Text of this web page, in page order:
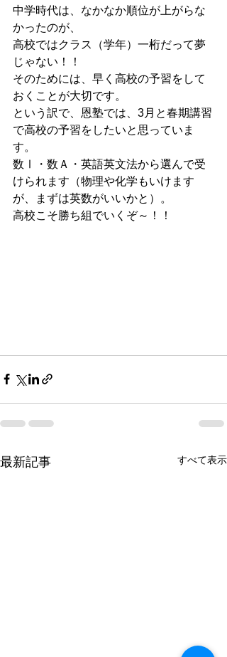
中学時代は、なかなか順位が上がらな
かったのが、
高校ではクラス（学年）一桁だって夢
じゃない！！
そのためには、早く高校の予習をして
おくことが大切です。
という訳で、恩塾では、3月と春期講習
で高校の予習をしたいと思っていま
す。
数Ⅰ・数Ａ・英語英文法から選んで受
けられます（物理や化学もいけます
が、まずは英数がいいかと）。
高校こそ勝ち組でいくぞ～！！
最新記事 すべて表示